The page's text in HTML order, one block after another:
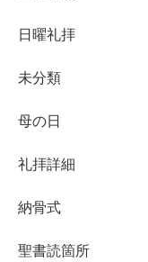
日曜礼拝
未分類
母の日
礼拝詳細
納骨式
聖書読箇所